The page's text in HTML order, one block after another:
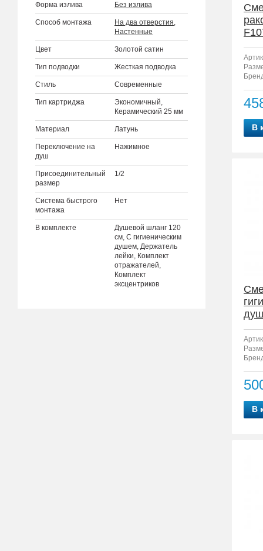
Форма излива Без излива
Способ монтажа На два отверстия,
Настенные
Цвет Золотой сатин
Тип подводки Жесткая подводка
Стиль Современные
Тип картриджа
Экономичный,
Керамический 25 мм
Материал Латунь
Переключение на
душ
Нажимное
Присоединительный
размер
1/2
Система быстрого
монтажа
Нет
В комплекте
Душевой шланг 120
см, С гигиеническим
душем, Держатель
лейки, Комплект
отражателей,
Комплект
эксцентриков
В
3
В